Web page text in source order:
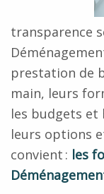
transparence
prestation de
main, leurs
les budgets et
leurs options
convient : les